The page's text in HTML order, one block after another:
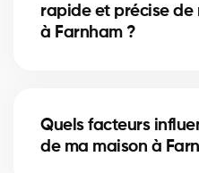
sérieux et d’obtenir le
investissement.
rapide et précise de
à Farnham ?
contactera pour analyser
fournir une estimation
Quels facteurs
de ma maison à